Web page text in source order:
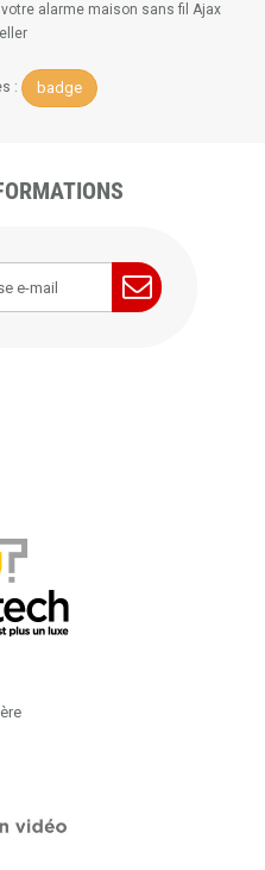
alarme maison sans fil Ajax
: badge